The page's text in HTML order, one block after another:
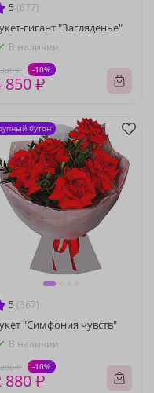
5 (677)
гигант "Загляденье"
В наличии
₽ -10%
850 ₽
5 (367)
"Симфония чувств"
В наличии
₽ -10%
880 ₽
бутон